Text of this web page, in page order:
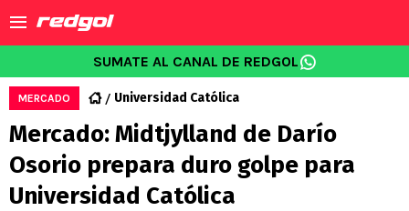
SUMATE AL CANAL DE REDGOL
MERCADO Universidad Católica
Mercado: Midtjylland de Darío
Osorio prepara duro golpe para
Universidad Católica